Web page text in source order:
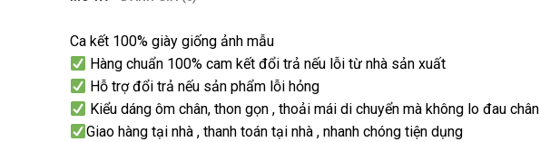
Ca kết 100% giày giống ảnh mẫu
Hàng chuẩn 100% cam kết đổi trả nếu lỗi từ nhà sản xuất
Hỗ trợ đổi trả nếu sản phẩm lỗi hỏng
Kiểu dáng ôm chân, thon gọn , thoải mái di chuyển mà không lo đau chân
Giao hàng tại nhà , thanh toán tại nhà , nhanh chóng tiện dụng